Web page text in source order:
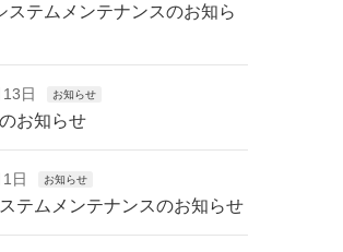
ステムメンテナンスのお知ら
日 お知らせ
お知らせ
日 お知らせ
テムメンテナンスのお知らせ